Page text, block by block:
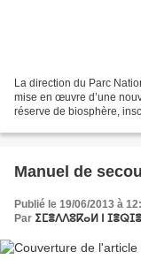
La direction du Parc
mise en œuvre d’une
réserve de biosphère,
Manuel de
Publié le 19/06/2013 à
Par ⵉⵎⴻⴷⴷⵓⴽⴰⵍ ⵏ